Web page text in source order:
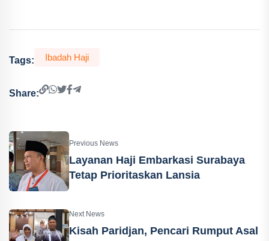
Tags: Ibadah Haji
Share:
Previous News
Layanan Haji Embarkasi Surabaya
Tetap Prioritaskan Lansia
Next News
Kisah Paridjan, Pencari Rumput Asal